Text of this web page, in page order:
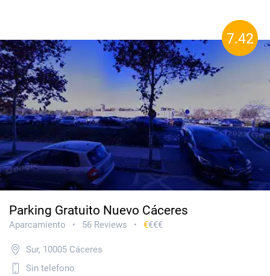
7.42
Parking Gratuito Nuevo Cáceres
Aparcamiento • 56 Reviews • €€€€
Sur, 10005 Cáceres
Sin telefono